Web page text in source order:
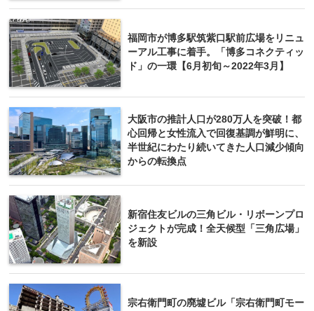
福岡市が博多駅筑紫口駅前広場をリニュ
ーアル工事に着手。「博多コネクティッ
ド」の一環【6月初旬～2022年3月】
大阪市の推計人口が280万人を突破！都
心回帰と女性流入で回復基調が鮮明に、
半世紀にわたり続いてきた人口減少傾向
からの転換点
新宿住友ビルの三角ビル・リボーンプロ
ジェクトが完成！全天候型「三角広場」
を新設
宗右衛門町の廃墟ビル「宗右衛門町モー